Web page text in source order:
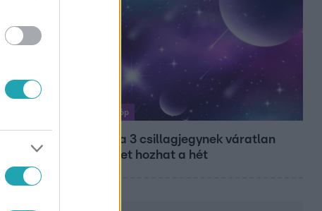
Horoszkóp
Ennek a 3 csillagjegynek váratlan
sikereket hozhat a hét